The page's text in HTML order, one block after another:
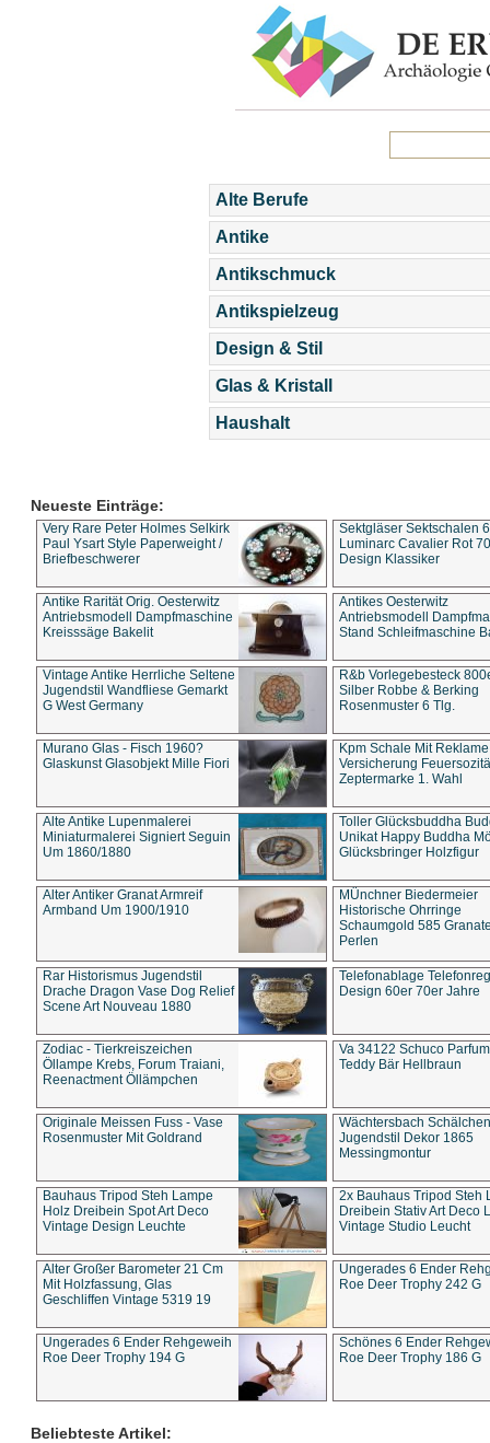
Alte Berufe
Antike
Antikschmuck
Antikspielzeug
Design & Stil
Glas & Kristall
Haushalt
Neueste Einträge:
Very Rare Peter Holmes Selkirk
Paul Ysart Style Paperweight /
Briefbeschwerer
Sektgläser Sektschalen
Luminarc Cavalier Rot
Design Klassiker
Antike Rarität Orig. Oesterwitz
Antriebsmodell Dampfmaschine
Kreisssäge Bakelit
Antikes Oesterwitz
Antriebsmodell
Stand Schleifmaschine
Vintage Antike Herrliche Seltene
Jugendstil Wandfliese Gemarkt
G West Germany
R&b Vorlegebesteck
Silber Robbe & Berking
Rosenmuster 6 Tlg.
Murano Glas - Fisch 1960?
Glaskunst Glasobjekt Mille Fiori
Kpm Schale Mit Reklame
Versicherung
Zeptermarke 1. Wahl
Alte Antike Lupenmalerei
Miniaturmalerei Signiert Seguin
Um 1860/1880
Toller Glücksbuddha
Unikat Happy Buddha
Glücksbringer Holzfigur
Alter Antiker Granat Armreif
Armband Um 1900/1910
MÜnchner Biedermeier
Historische Ohrringe
Schaumgold 585
Perlen
Rar Historismus Jugendstil
Drache Dragon Vase Dog Relief
Scene Art Nouveau 1880
Telefonablage
Design 60er 70er Jahre
Zodiac - Tierkreiszeichen
Öllampe Krebs, Forum Traiani,
Reenactment Öllämpchen
Va 34122 Schuco
Teddy Bär Hellbraun
Originale Meissen Fuss - Vase
Rosenmuster Mit Goldrand
Wächtersbach Schälchen
Jugendstil Dekor 1865
Messingmontur
Bauhaus Tripod Steh Lampe
Holz Dreibein Spot Art Deco
Vintage Design Leuchte
2x Bauhaus Tripod Steh
Dreibein Stativ Art Deco
Vintage Studio Leucht
Alter Großer Barometer 21 Cm
Mit Holzfassung, Glas
Geschliffen Vintage 5319 19
Ungerades 6 Ender
Roe Deer Trophy 242 G
Ungerades 6 Ender Rehgeweih
Roe Deer Trophy 194 G
Schönes 6 Ender
Roe Deer Trophy 186 G
Beliebteste Artikel: